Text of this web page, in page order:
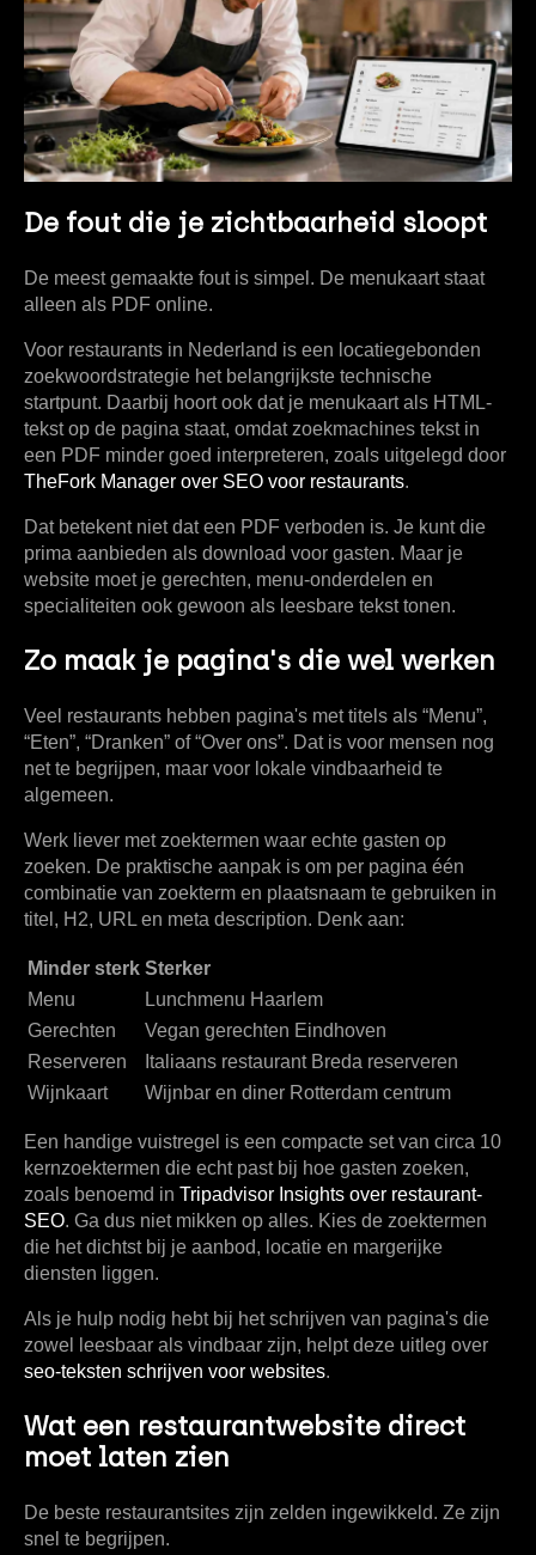
De fout die je zichtbaarheid sloopt
De meest gemaakte fout is simpel. De menukaart staat
alleen als PDF online.
Voor restaurants in Nederland is een locatiegebonden
zoekwoordstrategie het belangrijkste technische
startpunt. Daarbij hoort ook dat je menukaart als HTML-
tekstop de pagina staat, omdat zoekmachines tekst in
een PDF minder goed interpreteren, zoals uitgelegd door
TheFork Manager over SEO voor restaurants.
Dat betekent niet dat een PDF verboden is. Je kunt die
prima aanbieden als download voor gasten. Maar je
website moet je gerechten, menu-onderdelen en
specialiteiten ook gewoon als leesbare tekst tonen.
Zo maak je pagina's die wel werken
Veel restaurants hebben pagina's met titels als “Menu”,
“Eten”, “Dranken” of “Over ons”. Dat is voor mensen nog
net te begrijpen, maar voor lokale vindbaarheid te
algemeen.
Werk liever met zoektermen waar echte gasten op
zoeken. De praktische aanpak is om per pagina één
combinatie van zoekterm en plaatsnaam te gebruiken in
titel, H2, URL en meta description. Denk aan:
Minder sterk Sterker
Menu
Lunchmenu Haarlem
Gerechten
Vegan gerechten Eindhoven
Reserveren
Italiaans restaurant Breda reserveren
Wijnkaart
Wijnbar en diner Rotterdam centrum
Een handige vuistregel is een compacte set van circa 10
kernzoektermen die echt past bij hoe gasten zoeken,
zoals benoemd in Tripadvisor Insights over restaurant-
SEO. Ga dus niet mikken op alles. Kies de zoektermen
die het dichtst bij je aanbod, locatie en margerijke
diensten liggen.
Als je hulp nodig hebt bij het schrijven van pagina's die
zowel leesbaar als vindbaar zijn, helpt deze uitleg over
seo-teksten schrijven voor websites.
Wat een restaurantwebsite direct
moet laten zien
De beste restaurantsites zijn zelden ingewikkeld. Ze zijn
snel te begrijpen.